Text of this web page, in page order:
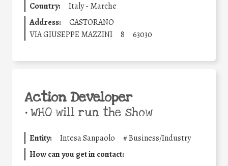
Country:
Italy - Marche
Address:
CASTORANO
VIA GIUSEPPE MAZZINI
8 63030
Action Developer
•WHO will run the show
Entity: Intesa Sanpaolo #Business/Industry
How can you get in contact: